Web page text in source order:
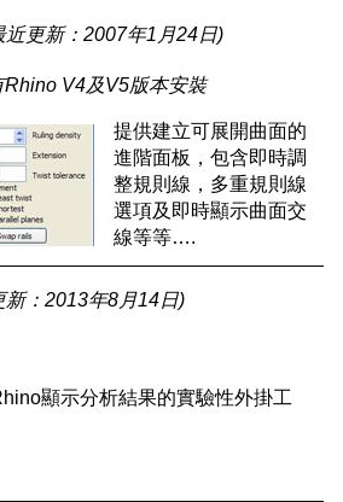
近更新：2007年1月24日)
V4及V5版本安裝
提供建立可展開曲面的
進階面板，包含即時調
整規則線，多重規則線
選項及即時顯示曲面交
線等等….
新：2013年8月14日)
顯示分析結果的實驗性外掛工